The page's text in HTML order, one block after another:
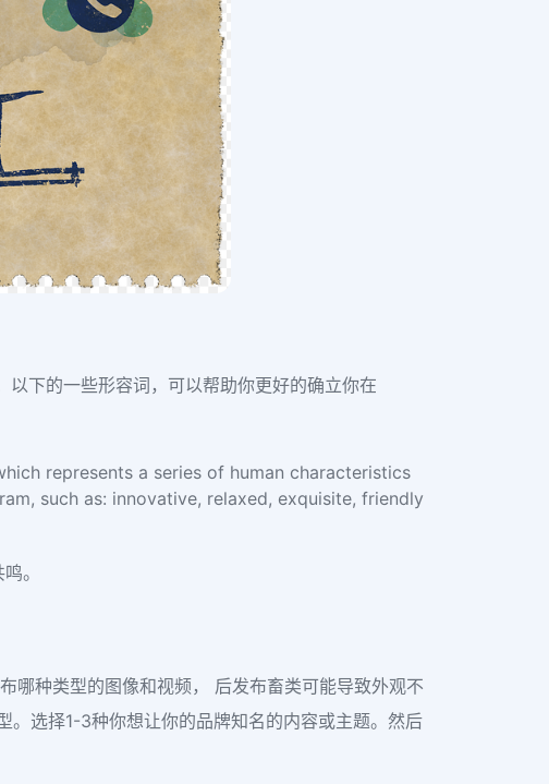
下的一些形容词，可以帮助你更好的确立你在
represents a series of human characteristics
such as: innovative, relaxed, exquisite, friendly
。
哪种类型的图像和视频， 后发布畜类可能导致外观不
选择1-3种你想让你的品牌知名的内容或主题。然后